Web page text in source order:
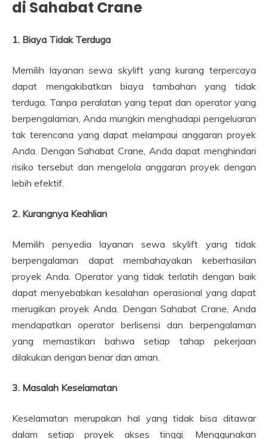
di Sahabat Crane
1. Biaya Tidak Terduga
Memilih layanan sewa skylift yang kurang terpercaya
dapat mengakibatkan biaya tambahan yang tidak
terduga. Tanpa peralatan yang tepat dan operator yang
berpengalaman, Anda mungkin menghadapi pengeluaran
tak terencana yang dapat melampaui anggaran proyek
Anda. Dengan Sahabat Crane, Anda dapat menghindari
risiko tersebut dan mengelola anggaran proyek dengan
lebih efektif.
2. Kurangnya Keahlian
Memilih penyedia layanan sewa skylift yang tidak
berpengalaman dapat membahayakan keberhasilan
proyek Anda. Operator yang tidak terlatih dengan baik
dapat menyebabkan kesalahan operasional yang dapat
merugikan proyek Anda. Dengan Sahabat Crane, Anda
mendapatkan operator berlisensi dan berpengalaman
yang memastikan bahwa setiap tahap pekerjaan
dilakukan dengan benar dan aman.
3. Masalah Keselamatan
Keselamatan merupakan hal yang tidak bisa ditawar
dalam setiap proyek akses tinggi. Menggunakan